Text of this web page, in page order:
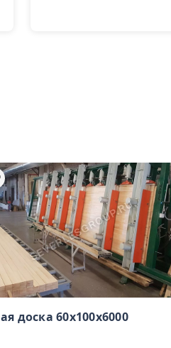
доска 60х100х6000